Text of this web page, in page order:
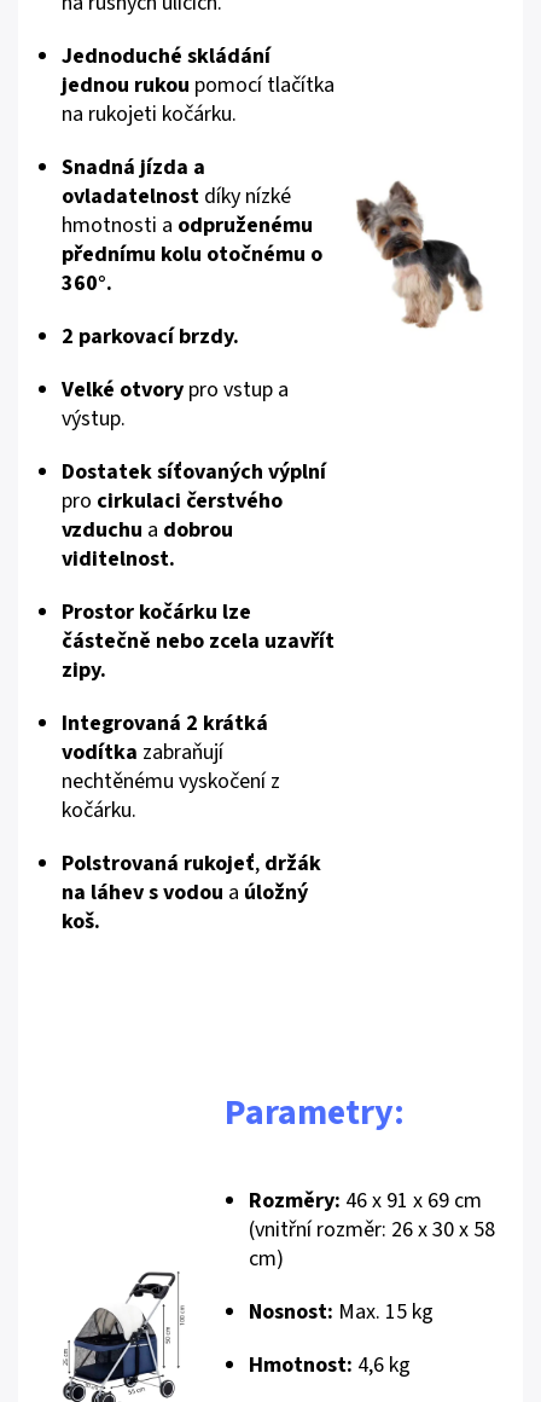
Jednoduché skládání
jednou rukou pomocí tlačítka
na rukojeti kočárku.
Snadná jízda a
ovladatelnost díky nízké
hmotnosti a odpruženému
přednímu kolu otočnému o
360°.
2 parkovací brzdy.
Velké otvory pro vstup a
výstup.
Dostatek síťovaných výplní
pro cirkulaci čerstvého
vzduchu a dobrou
viditelnost.
Prostor kočárku lze
částečně nebo zcela uzavřít
zipy.
Integrovaná 2 krátká
vodítka zabraňují
nechtěnému vyskočení z
kočárku.
Polstrovaná rukojeť, držák
na láhev s vodou a úložný
koš.
Parametry:
Rozměry: 46 x 91 x 69 cm
(vnitřní rozměr: 26 x 30 x 58
cm)
Nosnost: Max. 15 kg
Hmotnost: 4,6 kg